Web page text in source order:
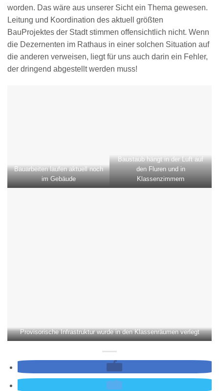
worden. Das wäre aus unserer Sicht ein Thema gewesen.
Leitung und Koordination des aktuell größten
BauProjektes der Stadt stimmen offensichtlich nicht. Wenn
die Dezernenten im Rathaus in einer solchen Situation auf
die anderen verweisen, liegt für uns auch darin ein Fehler,
der dringend abgestellt werden muss!
Bauarbeiten laufen aktuell noch
im Gebäude
Baustaub hängt in der Luft auf
den Fluren und in
Klassenzimmern
Provisorische Infrastruktur wurde in den Klassenräumen verlegt